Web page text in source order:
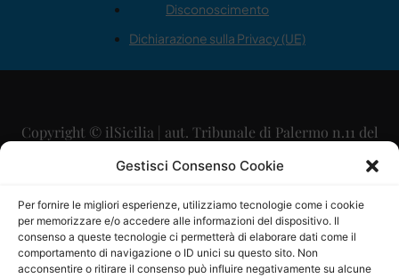
Gestisci Consenso Cookie
Per fornire le migliori esperienze, utilizziamo tecnologie come i cookie
per memorizzare e/o accedere alle informazioni del dispositivo. Il
consenso a queste tecnologie ci permetterà di elaborare dati come il
comportamento di navigazione o ID unici su questo sito. Non
acconsentire o ritirare il consenso può influire negativamente su alcune
Disconoscimento
Dichiarazione sulla Privacy (UE)
Copyright © ilSicilia | aut. Tribunale di Palermo n.11 del
29/09/2015
Direttore Editoriale: Maurizio Scaglione
Direttore Responsabile: Maria Calabrese